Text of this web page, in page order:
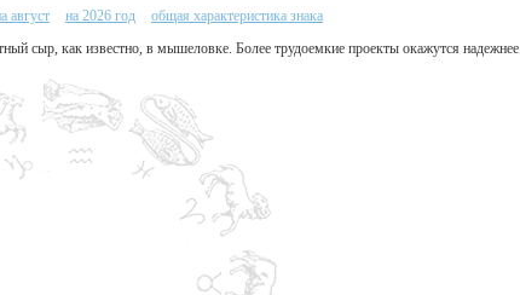
август на 2026 год
общая характеристика знака
сыр, как известно, в мышеловке. Более трудоемкие проекты окажутся надежнее.